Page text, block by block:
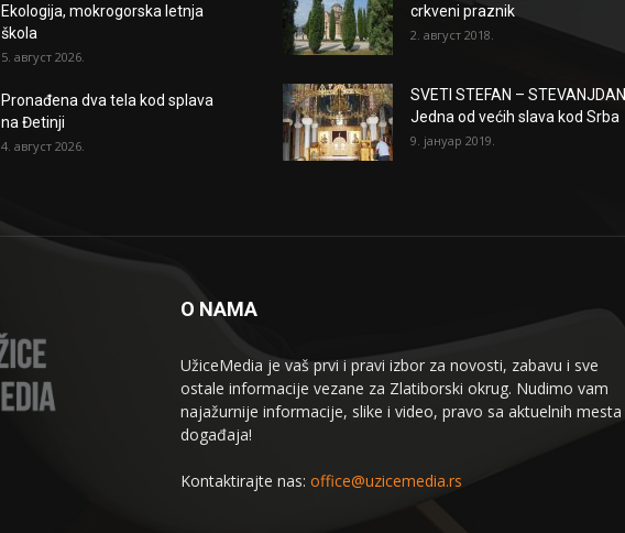
Ekologija, mokrogorska letnja
škola
5. август 2026.
Pronađena dva tela kod splava
na Đetinji
4. август 2026.
crkveni praznik
2. август 2018.
SVETI STEFAN – STEVANJDAN
Jedna od većih slava kod Srba
9. јануар 2019.
O NAMA
UžiceMedia je vaš prvi i pravi izbor za novosti, zabavu i sve
ostale informacije vezane za Zlatiborski okrug. Nudimo vam
najažurnije informacije, slike i video, pravo sa aktuelnih mesta
događaja!
Kontaktirajte nas: office@uzicemedia.rs